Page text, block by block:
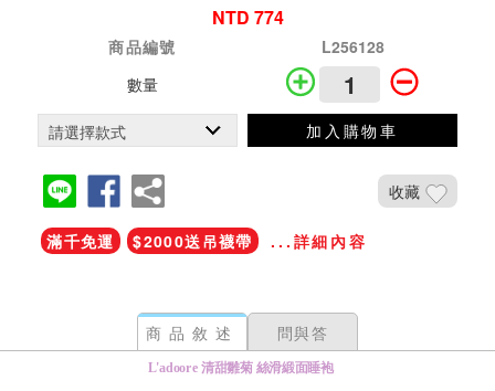
NTD 774
商品編號
L256128
數量
加入購物車
收藏
滿千免運 $2000送吊襪帶 ...詳細內容
商品敘述 問與答